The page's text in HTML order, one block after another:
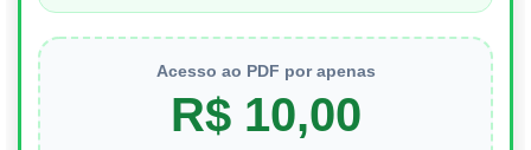
Acesso ao PDF por apenas
R$ 10,00